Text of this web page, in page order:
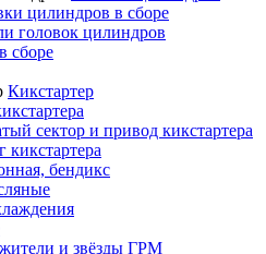
цилиндров в сборе
головок цилиндров
сборе
Кикстартер
сектор и привод кикстартера
кикстартера
бендикс
и звёзды ГРМ